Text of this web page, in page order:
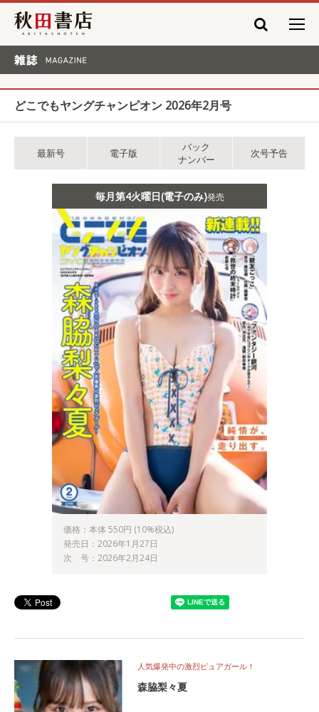
秋田書店
どこでもヤングチャンピオン 2026年2月号
最新号 電子版
バック
ナンバー
次号予告
毎月第4火曜日(電子のみ)発売
価格：本体 550円 (10%税込)
発売日：2026年1月27日
次 号：2026年2月24日
人気爆発中の激烈ピュアガール！
森脇梨々夏